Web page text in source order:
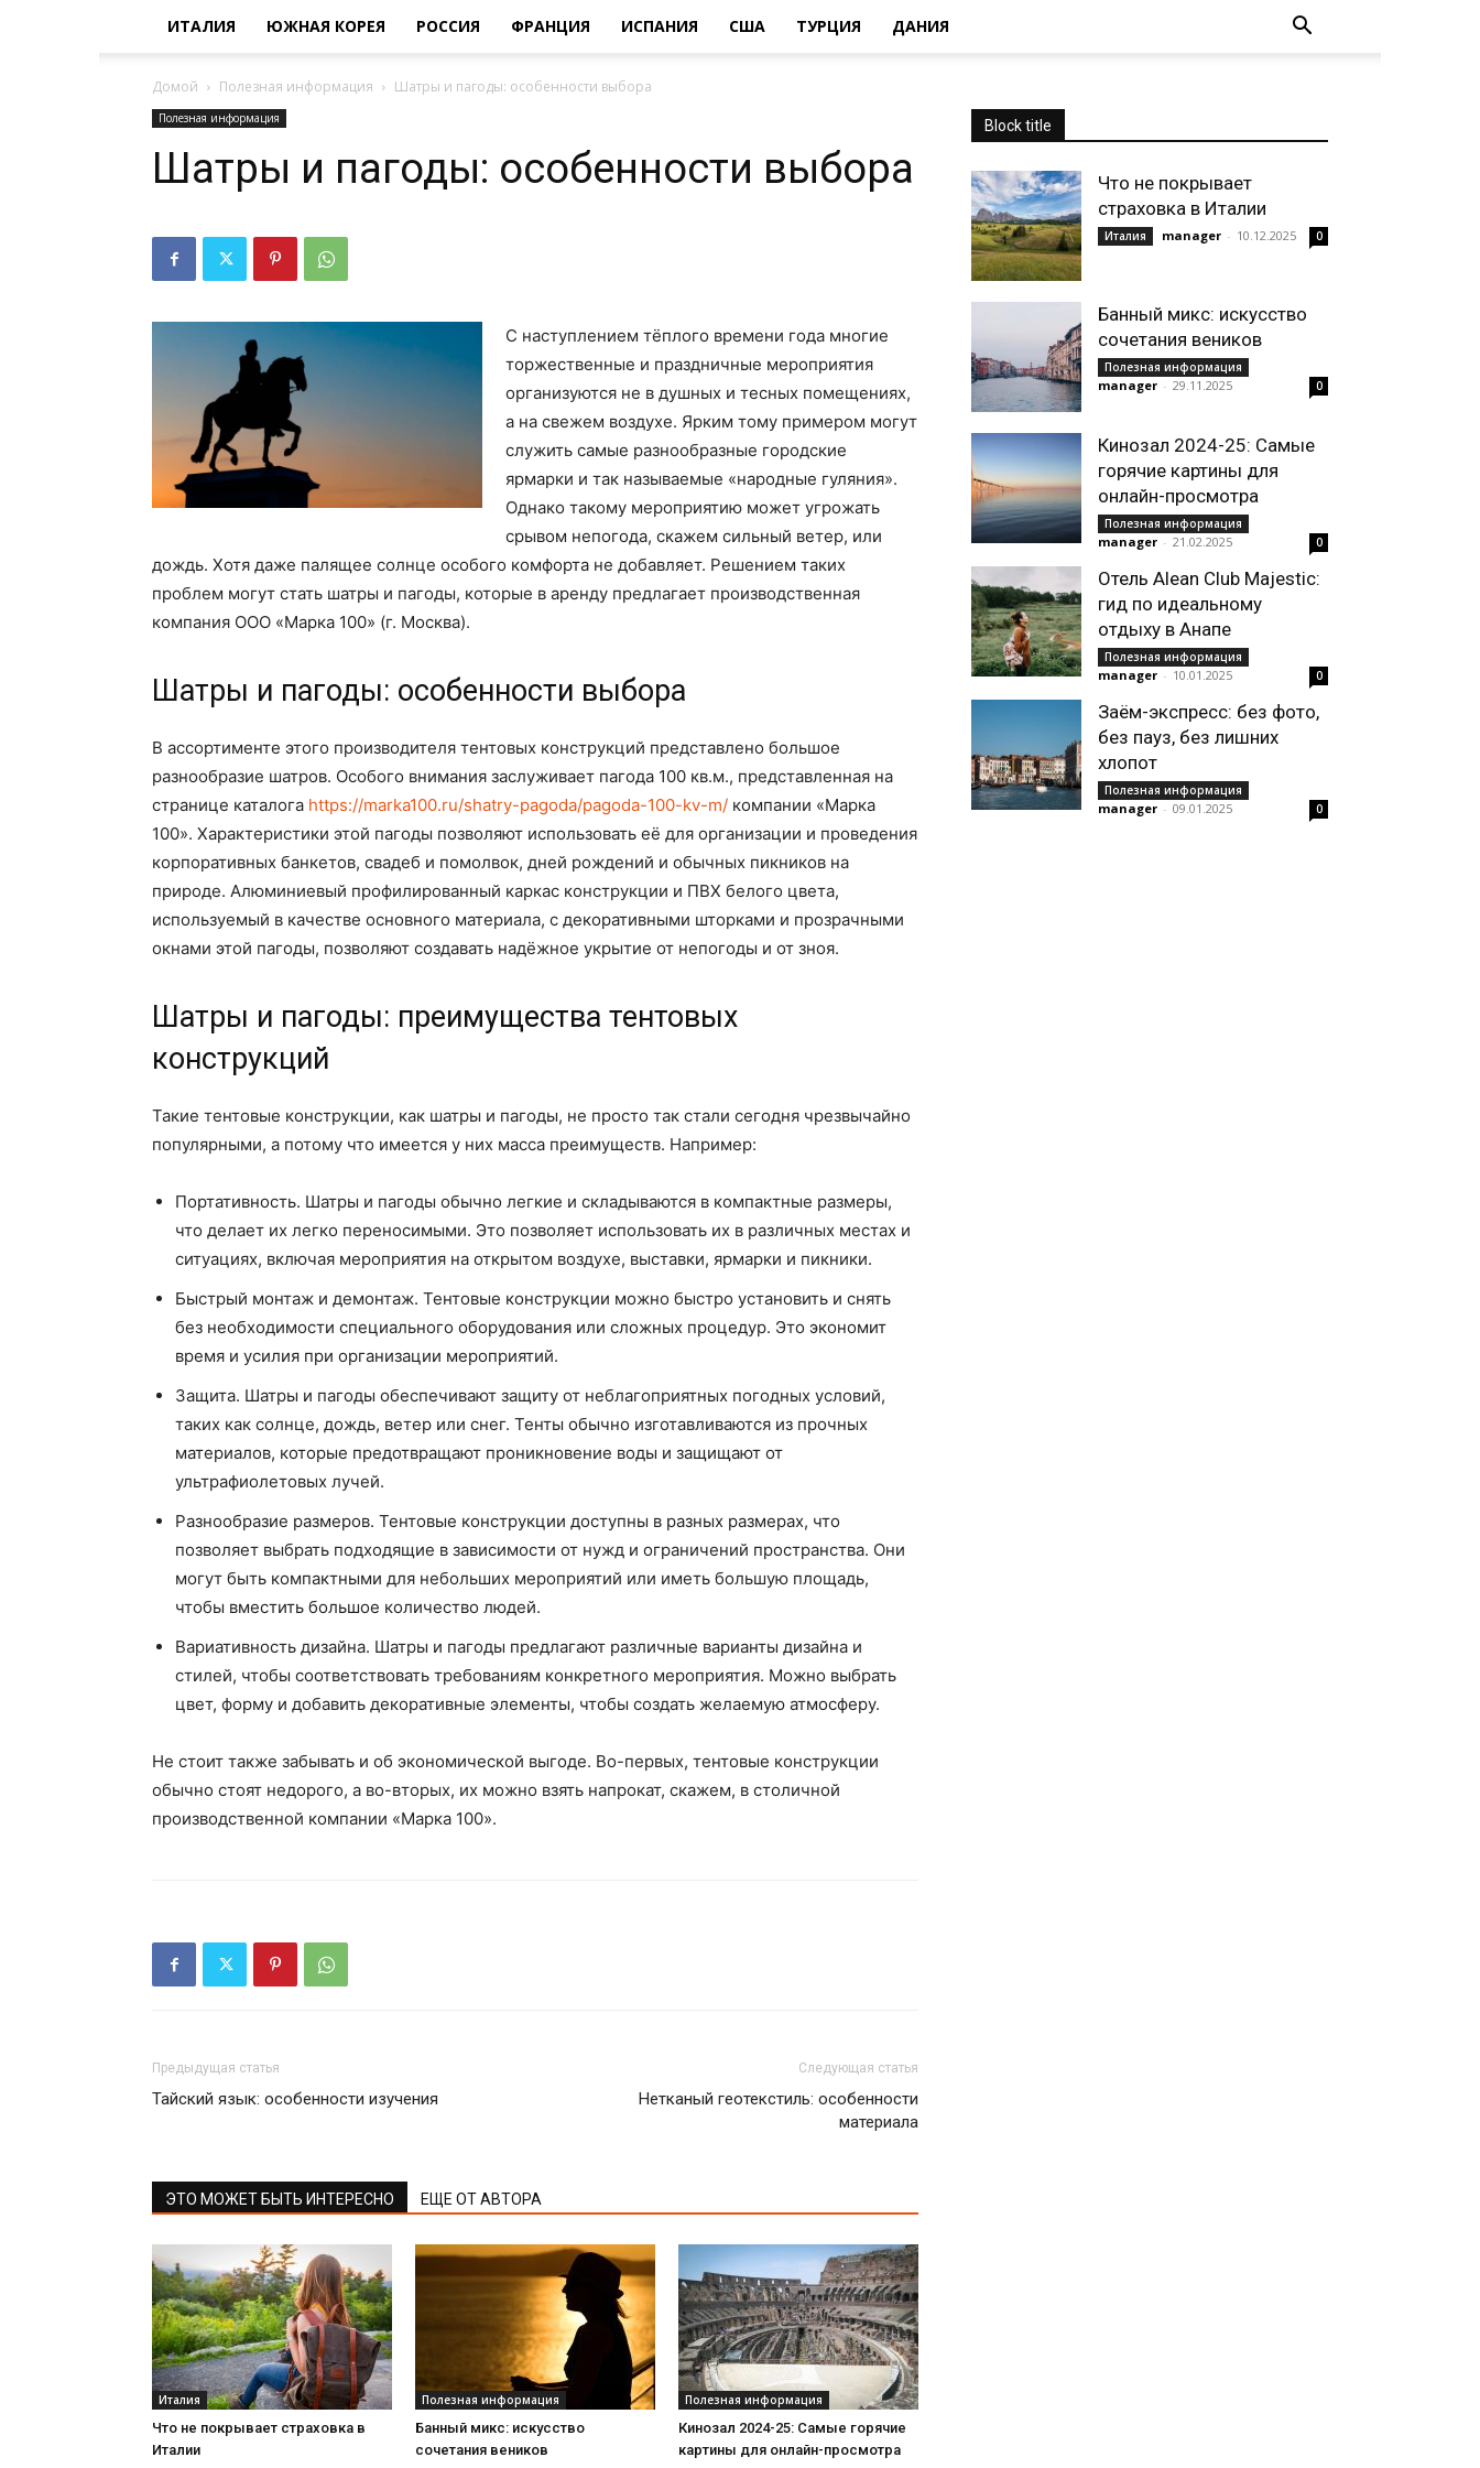
ИТАЛИЯ ЮЖНАЯ КОРЕЯ РОССИЯ ФРАНЦИЯ ИСПАНИЯ США ТУРЦИЯ ДАНИЯ
Домой Полезная информация Шатры и пагоды: особенности выбора
Полезная информация
Шатры и пагоды: особенности выбора
С наступлением тёплого времени года многие
торжественные и праздничные мероприятия
организуются не в душных и тесных помещениях,
а на свежем воздухе. Ярким тому примером могут
служить самые разнообразные городские
ярмарки и так называемые «народные гуляния».
Однако такому мероприятию может угрожать
срывом непогода, скажем сильный ветер, или
дождь. Хотя даже палящее солнце особого комфорта не добавляет. Решением таких
проблем могут стать шатры и пагоды, которые в аренду предлагает производственная
компания ООО «Марка 100» (г. Москва).
Шатры и пагоды: особенности выбора
В ассортименте этого производителя тентовых конструкций представлено большое
разнообразие шатров. Особого внимания заслуживает пагода 100 кв.м., представленная на
странице каталога https://marka100.ru/shatry-pagoda/pagoda-100-kv-m/ компании «Марка
100». Характеристики этой пагоды позволяют использовать её для организации и проведения
корпоративных банкетов, свадеб и помолвок, дней рождений и обычных пикников на
природе. Алюминиевый профилированный каркас конструкции и ПВХ белого цвета,
используемый в качестве основного материала, с декоративными шторками и прозрачными
окнами этой пагоды, позволяют создавать надёжное укрытие от непогоды и от зноя.
Шатры и пагоды: преимущества тентовых
конструкций
Такие тентовые конструкции, как шатры и пагоды, не просто так стали сегодня чрезвычайно
популярными, а потому что имеется у них масса преимуществ. Например:
Портативность. Шатры и пагоды обычно легкие и складываются в компактные размеры,
что делает их легко переносимыми. Это позволяет использовать их в различных местах и
ситуациях, включая мероприятия на открытом воздухе, выставки, ярмарки и пикники.
Быстрый монтаж и демонтаж. Тентовые конструкции можно быстро установить и снять
без необходимости специального оборудования или сложных процедур. Это экономит
время и усилия при организации мероприятий.
Защита. Шатры и пагоды обеспечивают защиту от неблагоприятных погодных условий,
таких как солнце, дождь, ветер или снег. Тенты обычно изготавливаются из прочных
материалов, которые предотвращают проникновение воды и защищают от
ультрафиолетовых лучей.
Разнообразие размеров. Тентовые конструкции доступны в разных размерах, что
позволяет выбрать подходящие в зависимости от нужд и ограничений пространства. Они
могут быть компактными для небольших мероприятий или иметь большую площадь,
чтобы вместить большое количество людей.
Вариативность дизайна. Шатры и пагоды предлагают различные варианты дизайна и
стилей, чтобы соответствовать требованиям конкретного мероприятия. Можно выбрать
цвет, форму и добавить декоративные элементы, чтобы создать желаемую атмосферу.
Не стоит также забывать и об экономической выгоде. Во-первых, тентовые конструкции
обычно стоят недорого, а во-вторых, их можно взять напрокат, скажем, в столичной
производственной компании «Марка 100».
Предыдущая статья
Тайский язык: особенности изучения
Следующая статья
Нетканый геотекстиль: особенности
материала
ЭТО МОЖЕТ БЫТЬ ИНТЕРЕСНО ЕЩЕ ОТ АВТОРА
Италия
Что не покрывает страховка в
Италии
Полезная информация
Банный микс: искусство
сочетания веников
Полезная информация
Кинозал 2024-25: Самые горячие
картины для онлайн-просмотра
Block title
Что не покрывает
страховка в Италии
Италия manager - 10.12.2025 0
Банный микс: искусство
сочетания веников
Полезная информация
manager - 29.11.2025 0
Кинозал 2024-25: Самые
горячие картины для
онлайн-просмотра
Полезная информация
manager - 21.02.2025 0
Отель Alean Club Majestic:
гид по идеальному
отдыху в Анапе
Полезная информация
manager - 10.01.2025 0
Заём-экспресс: без фото,
без пауз, без лишних
хлопот
Полезная информация
manager - 09.01.2025 0